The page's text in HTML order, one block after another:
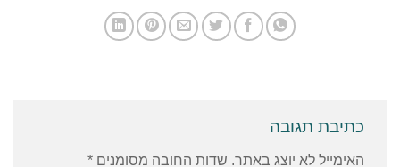
כתיבת תגובה
האימייל לא יוצג באתר. שדות החובה מסומנים *